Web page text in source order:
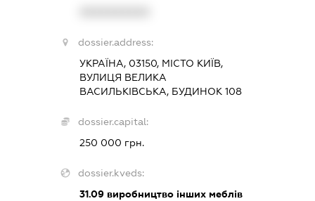
dossier.address:
УКРАЇНА, 03150, МІСТО КИЇВ,
ВУЛИЦЯ ВЕЛИКА
ВАСИЛЬКІВСЬКА, БУДИНОК 108
dossier.capital:
250 000 грн.
dossier.kveds:
31.09 виробництво інших меблів